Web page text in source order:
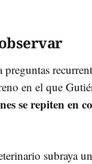
en el que
se repiten en
subraya